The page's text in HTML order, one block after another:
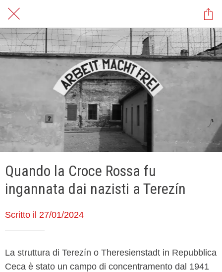
Quando la Croce Rossa fu
ingannata dai nazisti a Terezín
Scritto il 27/01/2024
La struttura di Terezín o Theresienstadt in Repubblica
Ceca è stato un campo di concentramento dal 1941